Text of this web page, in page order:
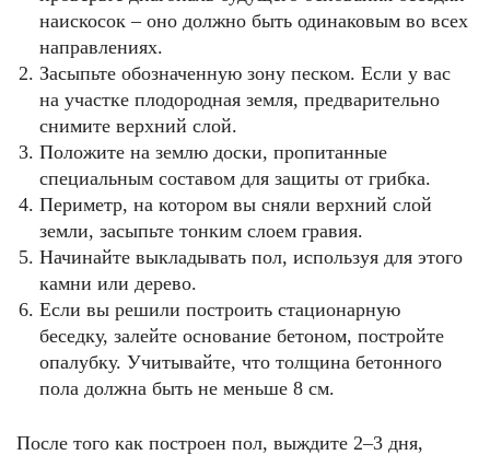
наискосок – оно должно быть одинаковым во всех
направлениях.
Засыпьте обозначенную зону песком. Если у вас
на участке плодородная земля, предварительно
снимите верхний слой.
Положите на землю доски, пропитанные
специальным составом для защиты от грибка.
Периметр, на котором вы сняли верхний слой
земли, засыпьте тонким слоем гравия.
Начинайте выкладывать пол, используя для этого
камни или дерево.
Если вы решили построить стационарную
беседку, залейте основание бетоном, постройте
опалубку. Учитывайте, что толщина бетонного
пола должна быть не меньше 8 см.
После того как построен пол, выждите 2–3 дня,